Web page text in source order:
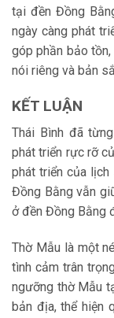
tại đền Đồng
ngày càng phát
góp phần bảo
nói riêng và bản
KẾT LUẬN
Thái Bình đã
phát triển rực rỡ
phát triển của
Đồng Bằng vẫn
ở đền Đồng Bằng
Thờ Mẫu là một
tình cảm trân
ngưỡng thờ Mẫu
bản địa, thể hiện